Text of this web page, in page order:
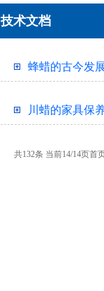
技术文档
蜂蜡的古今发
川蜡的家具保
共132条 当前14/14页首